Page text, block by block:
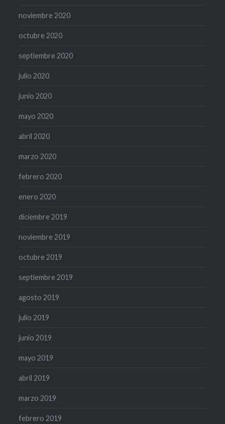
noviembre 2020
octubre 2020
septiembre 2020
julio 2020
junio 2020
mayo 2020
abril 2020
marzo 2020
febrero 2020
enero 2020
diciembre 2019
noviembre 2019
octubre 2019
septiembre 2019
agosto 2019
julio 2019
junio 2019
mayo 2019
abril 2019
marzo 2019
febrero 2019